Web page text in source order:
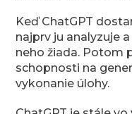
Keď ChatGPT
najprv ju analyzuje
neho žiada. Potom
schopnosti na
vykonanie úlohy.